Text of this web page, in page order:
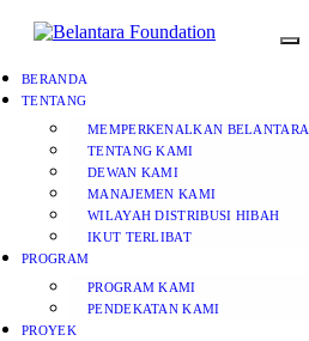
BERANDA
TENTANG
MEMPERKENALKAN BELANTARA
TENTANG KAMI
DEWAN KAMI
MANAJEMEN KAMI
WILAYAH DISTRIBUSI HIBAH
IKUT TERLIBAT
PROGRAM
PROGRAM KAMI
PENDEKATAN KAMI
PROYEK